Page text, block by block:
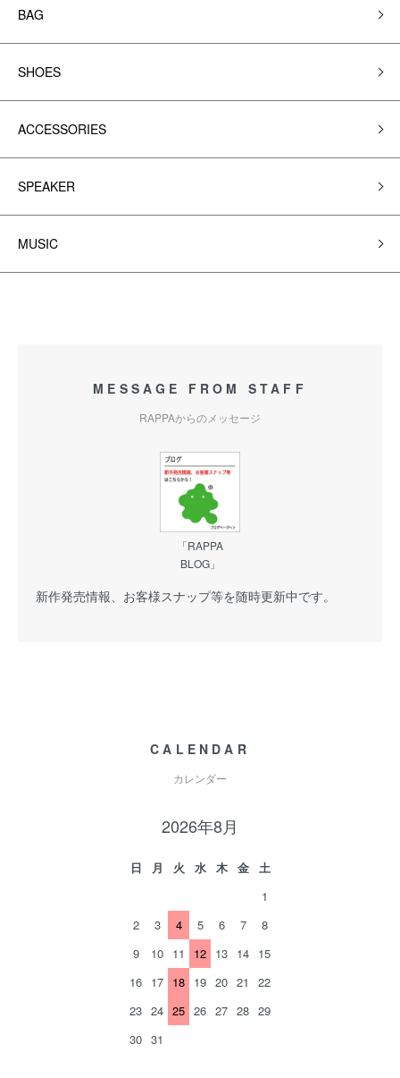
BAG
SHOES
ACCESSORIES
SPEAKER
MUSIC
MESSAGE FROM STAFF
RAPPAからのメッセージ
「RAPPA
BLOG」
新作発売情報、お客様スナップ等を随時更新中です。
CALENDAR
カレンダー
2026年8月
日 月 火 水 木 金
土
1
2
3 4 5 6 7
8
9
10 11 12 13 14 15
16 17 18 19 20 21
22
23 24 25 26 27 28 29
30 31